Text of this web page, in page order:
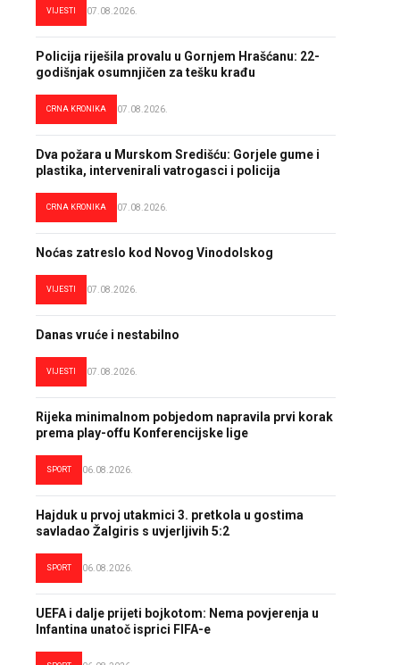
VIJESTI 07.08.2026.
Policija riješila provalu u Gornjem Hrašćanu: 22-
godišnjak osumnjičen za tešku krađu
CRNA KRONIKA 07.08.2026.
Dva požara u Murskom Središću: Gorjele gume i
plastika, intervenirali vatrogasci i policija
CRNA KRONIKA 07.08.2026.
Noćas zatreslo kod Novog Vinodolskog
VIJESTI 07.08.2026.
Danas vruće i nestabilno
VIJESTI 07.08.2026.
Rijeka minimalnom pobjedom napravila prvi korak
prema play-offu Konferencijske lige
SPORT 06.08.2026.
Hajduk u prvoj utakmici 3. pretkola u gostima
savladao Žalgiris s uvjerljivih 5:2
SPORT 06.08.2026.
UEFA i dalje prijeti bojkotom: Nema povjerenja u
Infantina unatoč isprici FIFA-e